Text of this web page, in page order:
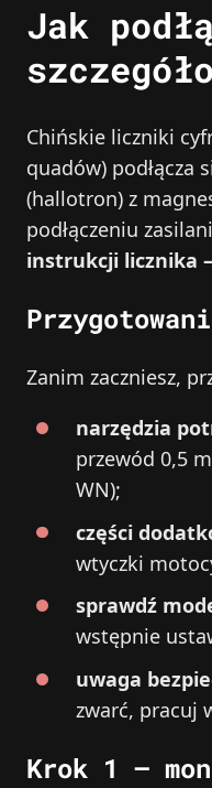
Jak
Chińskie liczniki
quadów) podłącza
(hallotron) z
podłączeniu
instrukcji licznika
Zanim zaczniesz,
narzędzia
przewód 0,5
WN);
części
wtyczki
sprawdź
wstępnie
uwaga
zwarć, pracuj
Krok 1 –